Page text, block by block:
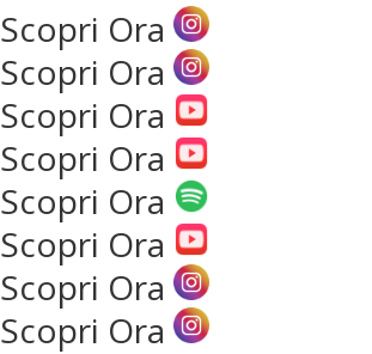
Scopri Ora
Scopri Ora
Scopri Ora
Scopri Ora
Scopri Ora
Scopri Ora
Scopri Ora
Scopri Ora